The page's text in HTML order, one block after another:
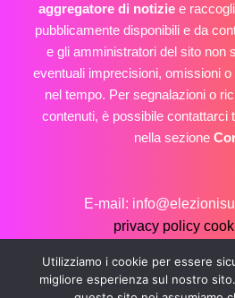
aggregatore di notizie e
pubblicamente disponibili e da
e gli amministratori del sito non
eventuali imprecisioni, omissioni
nel tempo. Per segnalazioni o
contenuti, è possibile contattarci
nella sezione
E-mail:
privacy policy
Utilizziamo i cookie per essere
migliore esperienza sul nostro